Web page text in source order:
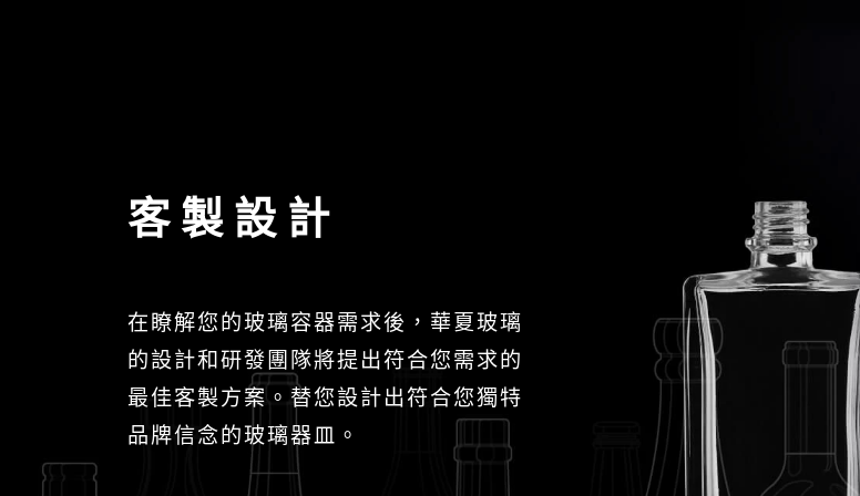
客製設計
在瞭解您的玻璃容器需求後，華夏玻璃
的設計和研發團隊將提出符合您需求的
最佳客製方案。替您設計出符合您獨特
品牌信念的玻璃器皿。